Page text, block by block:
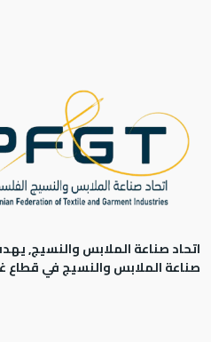
اتحاد صناعة الملابس والنسيج,
صناعة الملابس والنسيج في قطاع